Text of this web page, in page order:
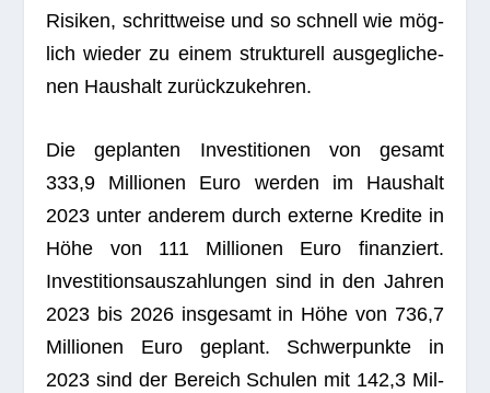
Risi­ken, schritt­weise und so schnell wie mög­
lich wie­der zu einem struk­tu­rell aus­ge­gli­che­
nen Haus­halt zurückzukehren.
Die geplan­ten Inves­ti­tio­nen von gesamt
333,9 Mil­lio­nen Euro wer­den im Haus­halt
2023 unter ande­rem durch externe Kre­dite in
Höhe von 111 Mil­lio­nen Euro finan­ziert.
Inves­ti­ti­ons­aus­zah­lun­gen sind in den Jah­ren
2023 bis 2026 ins­ge­samt in Höhe von 736,7
Mil­lio­nen Euro geplant. Schwer­punkte in
2023 sind der Bereich Schu­len mit 142,3 Mil­